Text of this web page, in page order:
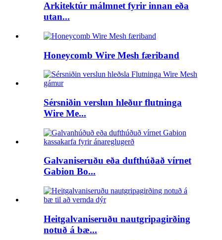
Arkitektúr málmnet fyrir innan eða
utan...
Honeycomb Wire Mesh færiband
Sérsniðin verslun hleður flutninga
Wire Me...
Galvaniseruðu eða dufthúðað vírnet
Gabion Bo...
Heitgalvaniseruðu nautgripagirðing
notuð á bæ...